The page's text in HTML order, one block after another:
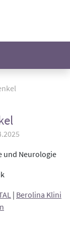
und Neurologie
| Berolina Klini